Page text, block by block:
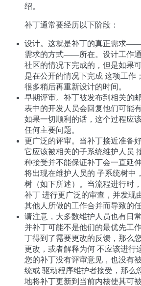
绍。
补丁通常要经历以下阶段：
设计。这就是补丁的真正需求
需求的方式——所在。设计工作
社区的情况下完成的，但是如果
是在公开的情况下完成 这项工作
很多稍后再重新设计的时间。
早期评审。补丁被发布到相关的
表中的开发人员会回复他们可能
如果一切顺利的话，这个过程应
任何主要问题。
更广泛的评审。当补丁接近准备
它应该被相关的子系统维护人
种接受并不能保证补丁会一直延
将出现在维护人员的 子系统树中
树（如下所述）。当流程进行时
补丁 进行更广泛的审查，并发现
其他人所做的工作合并而导致的任
请注意，大多数维护人员也有日
并补丁可能不是他们的最优先工
丁得到了需要更改的反馈，那么
更改，或者解释为何 不应该进行
您的补丁没有评审意见，也没有
统或 驱动程序维护者接受，那么
地将补丁更新到当前内核使其可